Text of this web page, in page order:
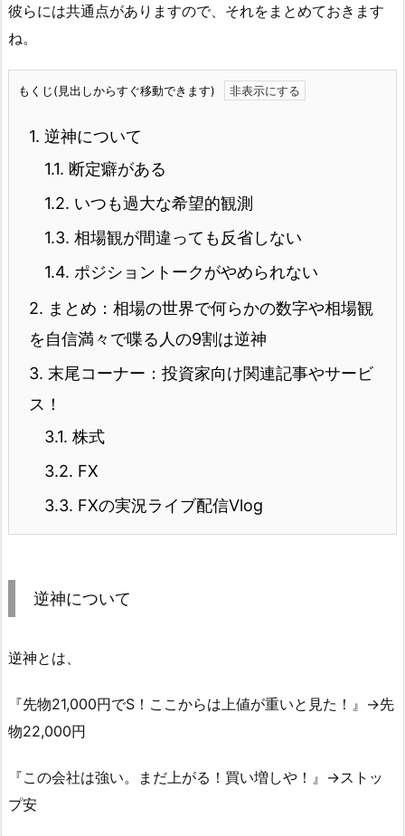
彼らには共通点がありますので、それをまとめておきます
ね。
もくじ(見出しからすぐ移動できます)
1. 逆神について
1.1. 断定癖がある
1.2. いつも過大な希望的観測
1.3. 相場観が間違っても反省しない
1.4. ポジショントークがやめられない
2. まとめ：相場の世界で何らかの数字や相場観
を自信満々で喋る人の9割は逆神
3. 末尾コーナー：投資家向け関連記事やサービ
ス！
3.1. 株式
3.2. FX
3.3. FXの実況ライブ配信Vlog
逆神について
逆神とは、
『先物21,000円でS！ここからは上値が重いと見た！』→先
物22,000円
『この会社は強い。まだ上がる！買い増しや！』→ストッ
プ安